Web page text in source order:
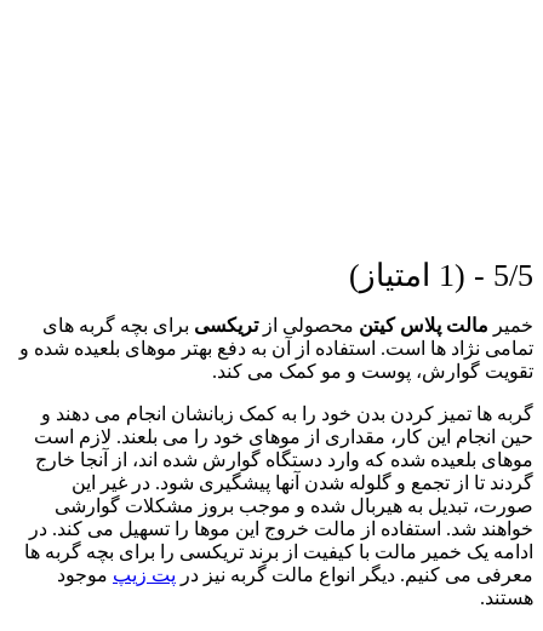
5/5 - (1 امتیاز)
خمیر مالت پلاس کیتن محصولی ازتریکسی برای بچه گربه های
تمامی نژاد ها است. استفاده از آن به دفع بهتر موهای بلعیده شده و
تقویت گوارش، پوست و مو کمک می کند.
گربه ها تمیز کردن بدن خود را به کمک زبانشان انجام می دهند و
حین انجام این کار، مقداری از موهای خود را می بلعند. لازم است
موهای بلعیده شده که وارد دستگاه گوارش شده اند، از آنجا خارج
گردند تا از تجمع و گلوله شدن آنها پیشگیری شود. در غیر این
صورت، تبدیل به هیربال شده و موجب بروز مشکلات گوارشی
خواهند شد. استفاده از مالت خروج این موها را تسهیل می کند. در
ادامه یک خمیر مالت با کیفیت از برند تریکسی را برای بچه گربه ها
معرفی می کنیم. دیگر انواع مالت گربه نیز در پت زیپ موجود
هستند.